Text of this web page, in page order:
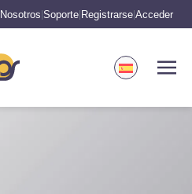
Nosotros Soporte Registrarse Acceder